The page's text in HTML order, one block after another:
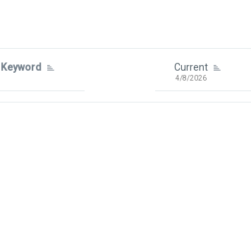
Keyword Current
4/8/2026